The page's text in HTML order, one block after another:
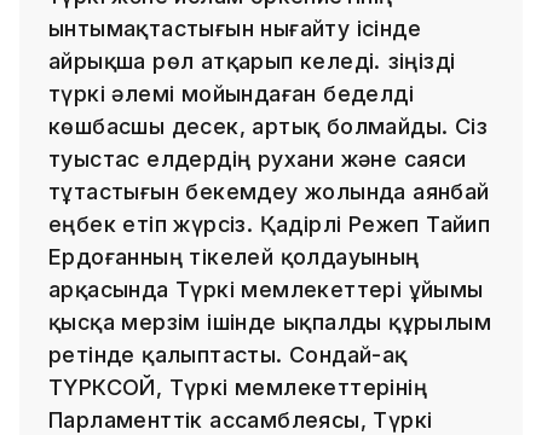
ынтымақтастығын нығайту ісінде
айрықша рөл атқарып келеді. Өзіңізді
түркі әлемі мойындаған беделді
көшбасшы десек, артық болмайды. Сіз
туыстас елдердің рухани және саяси
тұтастығын бекемдеу жолында аянбай
еңбек етіп жүрсіз. Қадірлі Режеп Тайип
Ердоғанның тікелей қолдауының
арқасында Түркі мемлекеттері ұйымы
қысқа мерзім ішінде ықпалды құрылым
ретінде қалыптасты. Сондай-ақ
ТҮРКСОЙ, Түркі мемлекеттерінің
Парламенттік ассамблеясы, Түркі